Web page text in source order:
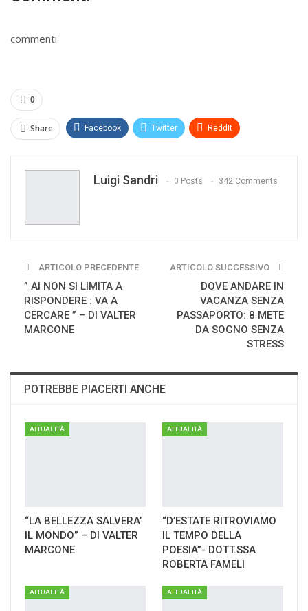
commenti
0
Share Facebook Twitter ReddIt
Luigi Sandri 0 Posts 342 Comments
ARTICOLO PRECEDENTE
” AI NON SI LIMITA A
RISPONDERE : VA A
CERCARE ” – DI VALTER
MARCONE
ARTICOLO SUCCESSIVO
DOVE ANDARE IN
VACANZA SENZA
PASSAPORTO: 8 METE
DA SOGNO SENZA
STRESS
POTREBBE PIACERTI ANCHE
ATTUALITÀ
“LA BELLEZZA SALVERA’
IL MONDO” – DI VALTER
MARCONE
ATTUALITÀ
“D’ESTATE RITROVIAMO
IL TEMPO DELLA
POESIA”- DOTT.SSA
ROBERTA FAMELI
ATTUALITÀ ATTUALITÀ